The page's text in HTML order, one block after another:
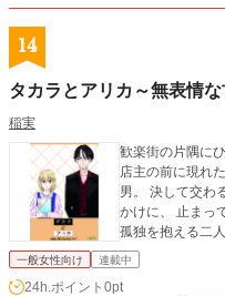
14
タカラとアリカ～無表情
稲実
歓楽街の片隅に
店主の前に現れ
男。 決して交わ
かけに、 止まっ
孤独を抱える二
一般女性向け 連載中
24h.ポイント 0pt